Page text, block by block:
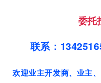
委托
联系：
欢迎业主开发商、业主